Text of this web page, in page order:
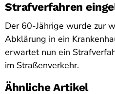
Strafverfahren
Der 60-Jährige wurde zur
Abklärung in ein
erwartet nun ein
im Straßenverkehr.
Ähnliche Artikel